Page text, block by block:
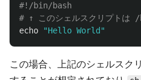
#!/bin/bash
# ↑ このシェルスクリプトは
echo
"Hello World"
この場合、上記のシェルスク